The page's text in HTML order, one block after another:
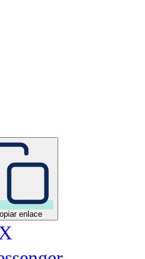
enlace